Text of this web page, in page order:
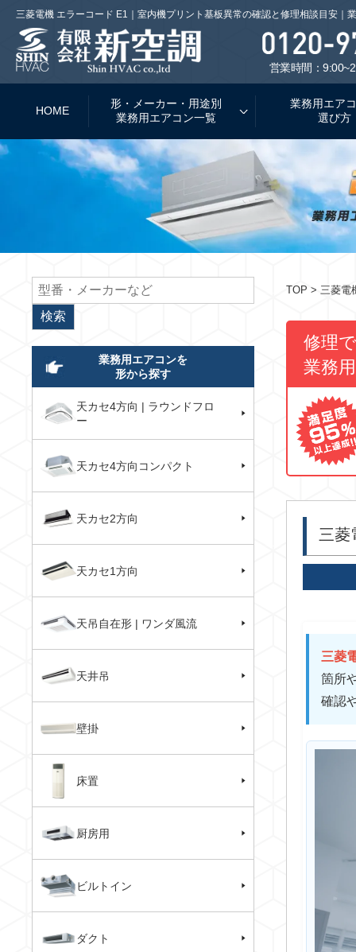
三菱電機 エラーコード E1｜室内機プリント基板異常の確認と修理相談目安｜
営業時間：
HOME
形・メーカー・用途別
業務用エアコン一覧
業務用エア
選び方
TOP > 三菱電
修理で
業務
三菱
三菱
箇所
確認
業務用エアコンを
形から探す
天カセ4方向 | ラウンドフロ
ー
天カセ4方向コンパクト
天カセ2方向
天カセ1方向
天吊自在形 | ワンダ風流
天井吊
壁掛
床置
厨房用
ビルトイン
ダクト